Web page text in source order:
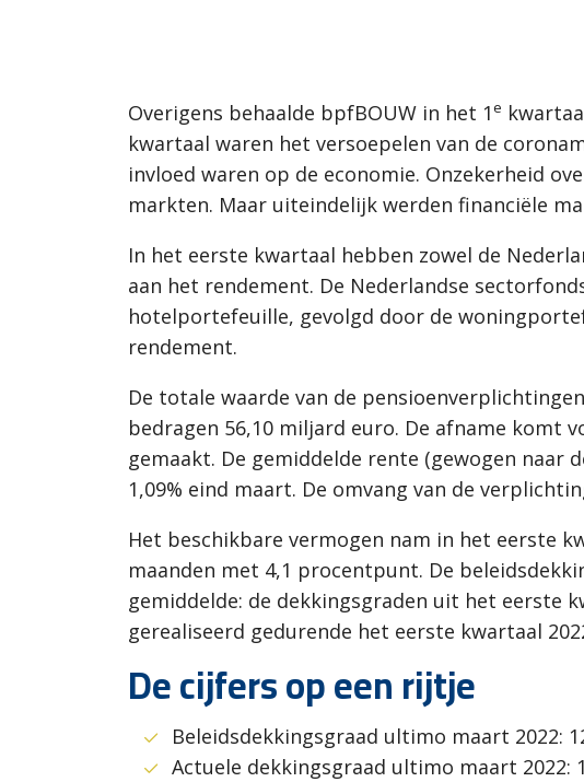
Overigens behaalde bpfBOUW in het 1e
kwartaal waren het versoepelen van de
invloed waren op de economie. Onzekerheid
markten. Maar uiteindelijk werden financiële
In het eerste kwartaal hebben zowel de
aan het rendement. De Nederlandse
hotelportefeuille, gevolgd door de
rendement.
De totale waarde van de
bedragen 56,10 miljard euro. De afname komt
gemaakt. De gemiddelde rente (gewogen naar
1,09% eind maart. De omvang van de
Het beschikbare vermogen nam in het eerste
maanden met 4,1 procentpunt. De
gemiddelde: de dekkingsgraden uit het eerste
gerealiseerd gedurende het eerste kwartaal
De cijfers op een rijtje
Beleidsdekkingsgraad ultimo maart 2022:
Actuele dekkingsgraad ultimo maart 2022: